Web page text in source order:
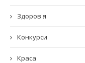
Здоров'я
Конкурси
Краса